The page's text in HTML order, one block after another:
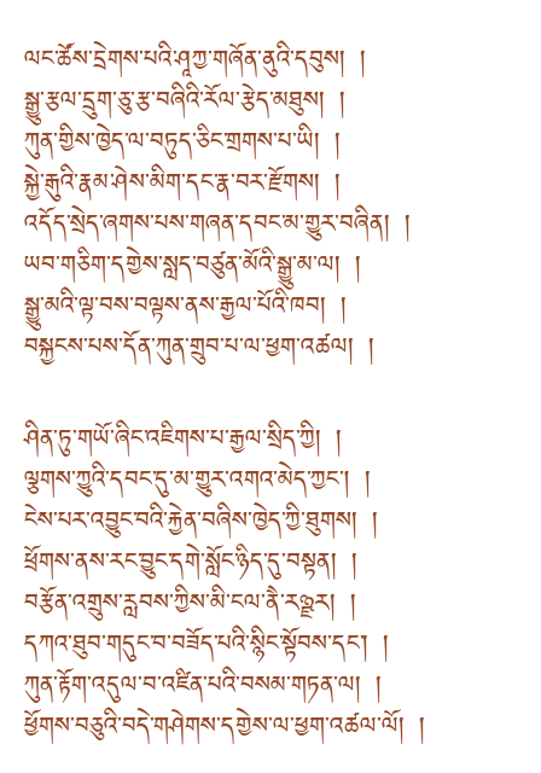
ལང་ཚོས་དྲེགས་པའི་ཤཱཀྱ་གཞོན་ནུའི་དབུས། །
སྒྱུ་རྩལ་དྲུག་ཅུ་རྩ་བཞིའི་རོལ་རྩེད་མཐུས། །
ཀུན་གྱིས་ཁྱེད་ལ་བཏུད་ཅིང་གྲགས་པ་ཡི། །
སྐྱེ་རྒུའི་རྣམ་ཤེས་མིག་དང་རྣ་བར་རྫོགས། །
འདོད་སྲེད་ཞགས་པས་གཞན་དབང་མ་གྱུར་བཞིན། །
ཡབ་གཅིག་དགྱེས་སླད་བཙུན་མོའི་སྒྱུ་མ་ལ། །
སྒྱུ་མའི་ལྟ་བས་བལྟས་ནས་རྒྱལ་པོའི་ཁབ། །
བསྐྱངས་པས་དོན་ཀུན་གྲུབ་པ་ལ་ཕྱག་འཚལ། །
ཤིན་ཏུ་གཡོ་ཞིང་འཇིགས་པ་རྒྱལ་སྲིད་ཀྱི། །
ལྕགས་ཀྱུའི་དབང་དུ་མ་གྱུར་འགའ་མེད་ཀྱང། །
ངེས་པར་འབྱུང་བའི་རྐྱེན་བཞིས་ཁྱེད་ཀྱི་ཐུགས། །
ཕྲོགས་ནས་རང་བྱུང་དགེ་སློང་ཉིད་དུ་བསྟན། །
བརྩོན་འགྲུས་རླབས་ཀྱིས་མི་ངལ་ནཻ་རཉྫར། །
དཀའ་ཐུབ་གདུང་བ་བཟོད་པའི་སྙིང་སྟོབས་དང་། །
ཀུན་རྟོག་འདུལ་བ་འཛིན་པའི་བསམ་གཏན་ལ། །
ཕྱོགས་བཅུའི་བདེ་གཤེགས་དགྱེས་ལ་ཕྱག་འཚལ་ལོ། །